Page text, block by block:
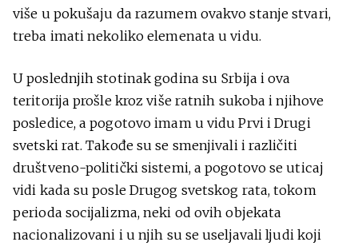
više u pokušaju da razumem ovakvo stanje stvari,
treba imati nekoliko elemenata u vidu.
U poslednjih stotinak godina su Srbija i ova
teritorija prošle kroz više ratnih sukoba i njihove
posledice, a pogotovo imam u vidu Prvi i Drugi
svetski rat. Takođe su se smenjivali i različiti
društveno-politički sistemi, a pogotovo se uticaj
vidi kada su posle Drugog svetskog rata, tokom
perioda socijalizma, neki od ovih objekata
nacionalizovani i u njih su se useljavali ljudi koji